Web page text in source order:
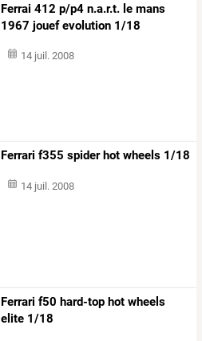
Ferrai 412 p/p4 n.a.r.t. le mans
1967 jouef evolution 1/18
14 juil. 2008
Ferrari f355 spider hot wheels 1/18
14 juil. 2008
Ferrari f50 hard-top hot wheels
elite 1/18